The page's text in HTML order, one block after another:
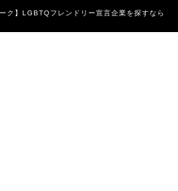
】LGBTQフレンドリー宣言企業を探すなら